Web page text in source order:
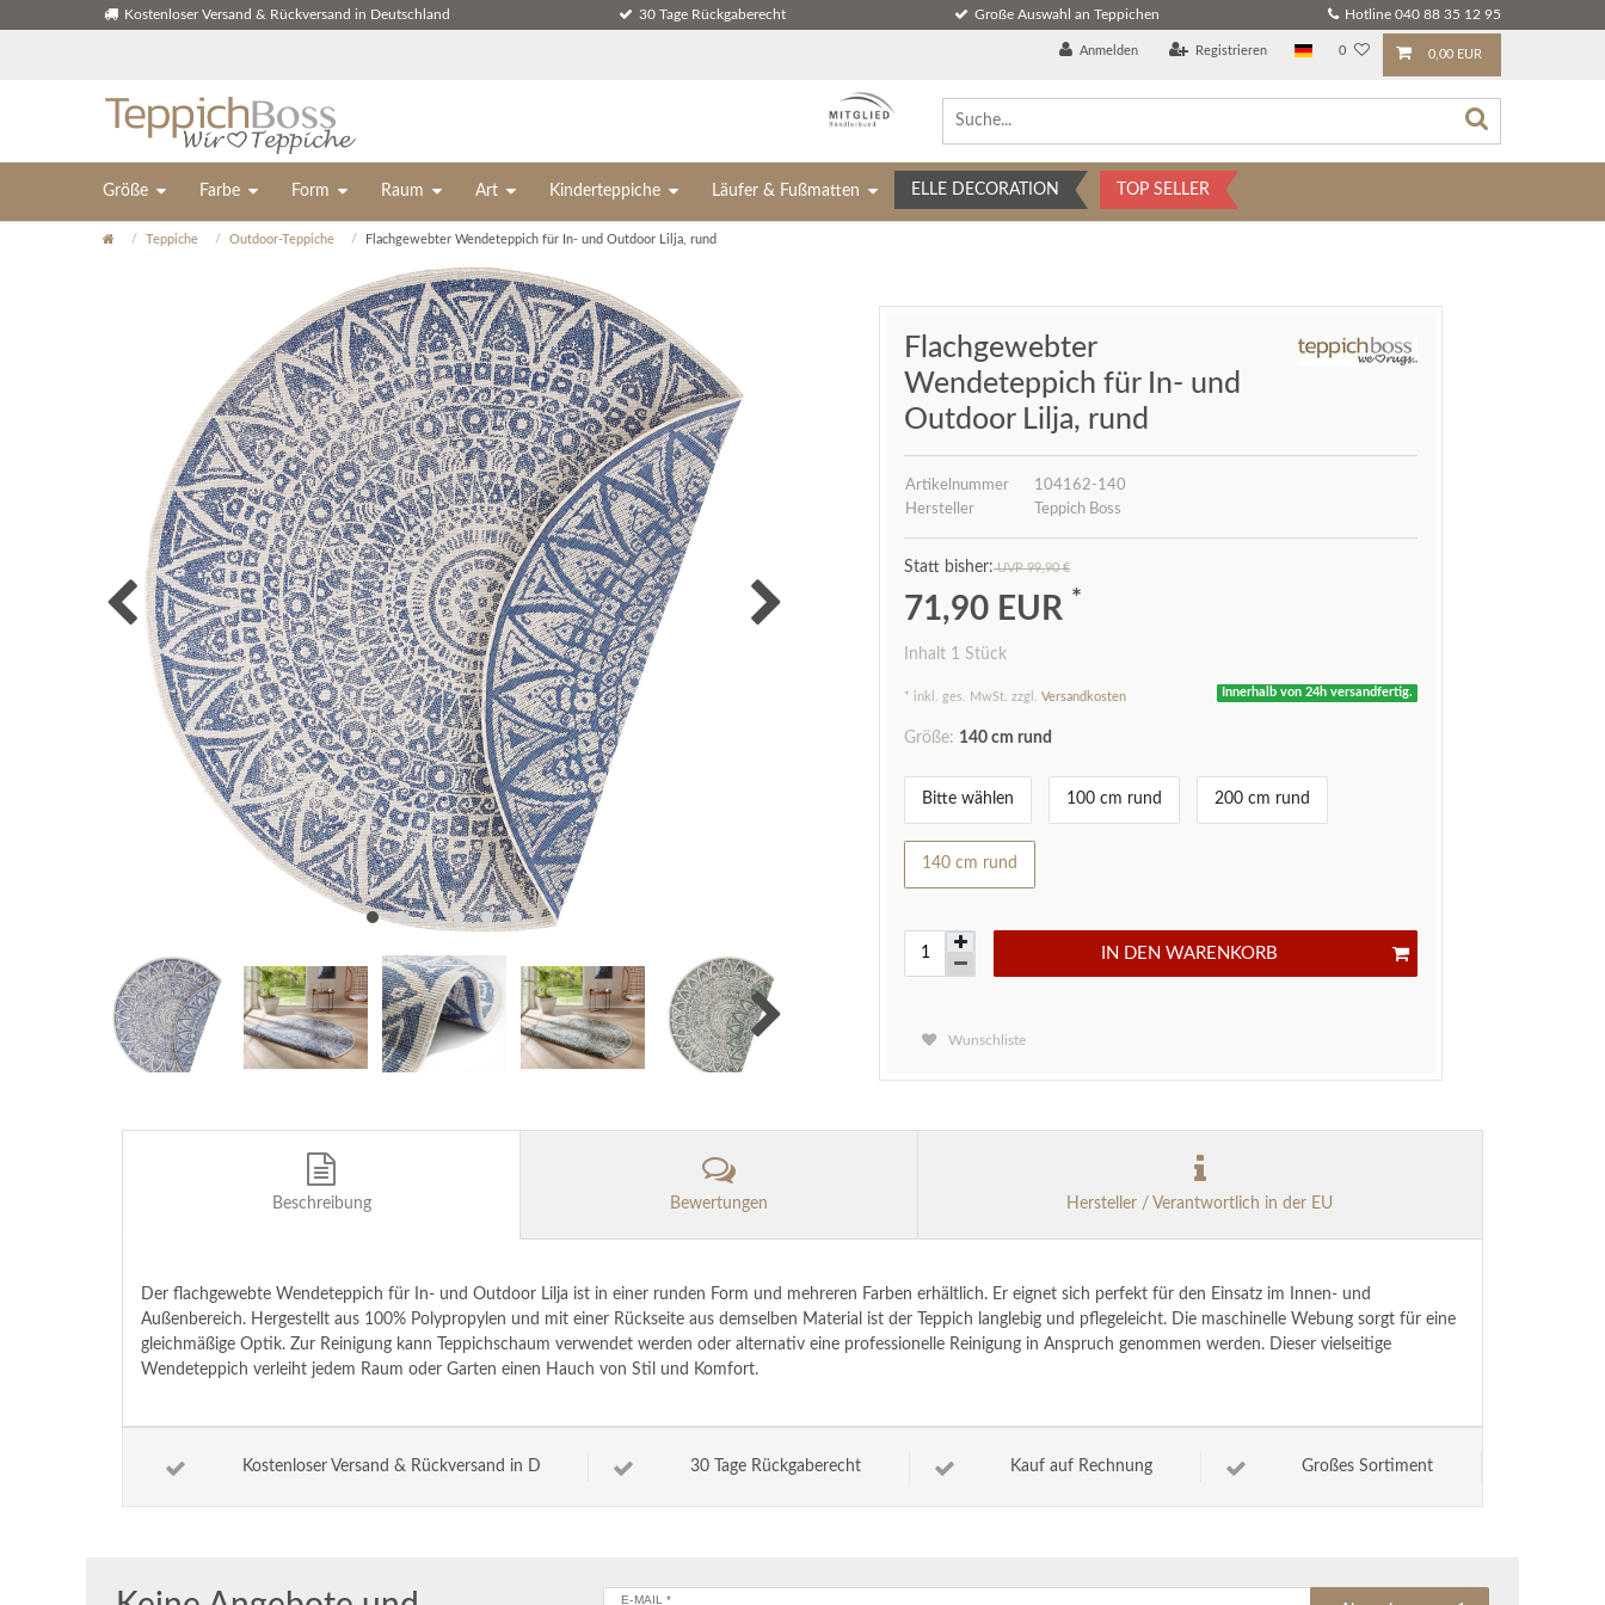
Kostenloser Versand & Rückversand in Deutschland 30 Tage Rückgaberecht Große Auswahl an Teppichen Hotline 040 88 35 12 95
Anmelden Registrieren 0 0,00 EUR
Größe Farbe Form Raum Art Kinderteppiche Läufer & Fußmatten ELLE DECORATION TOP SELLER
Teppiche Outdoor-Teppiche Flachgewebter Wendeteppich für In- und Outdoor Lilja, rund
Flachgewebter
Wendeteppich für In- und
Outdoor Lilja, rund
Artikelnummer
104162-140
Hersteller
Teppich Boss
UVP 99,90 €
71,90 EUR *
Inhalt 1 Stück
* inkl. ges. MwSt. zzgl. Versandkosten Innerhalb von 24h versandfertig.
Größe: 140 cm rund
Bitte wählen 100 cm rund 200 cm rund
140 cm rund
IN DEN WARENKORB
Wunschliste
Beschreibung Bewertungen Hersteller / Verantwortlich in der EU
Der flachgewebte Wendeteppich für In- und Outdoor Lilja ist in einer runden Form und mehreren Farben erhältlich. Er eignet sich perfekt für den Einsatz im Innen- und
Außenbereich. Hergestellt aus 100% Polypropylen und mit einer Rückseite aus demselben Material ist der Teppich langlebig und pflegeleicht. Die maschinelle Webung sorgt für eine
gleichmäßige Optik. Zur Reinigung kann Teppichschaum verwendet werden oder alternativ eine professionelle Reinigung in Anspruch genommen werden. Dieser vielseitige
Wendeteppich verleiht jedem Raum oder Garten einen Hauch von Stil und Komfort.
Kostenloser Versand & Rückversand in D 30 Tage Rückgaberecht Kauf auf Rechnung Großes Sortiment
E-MAIL *